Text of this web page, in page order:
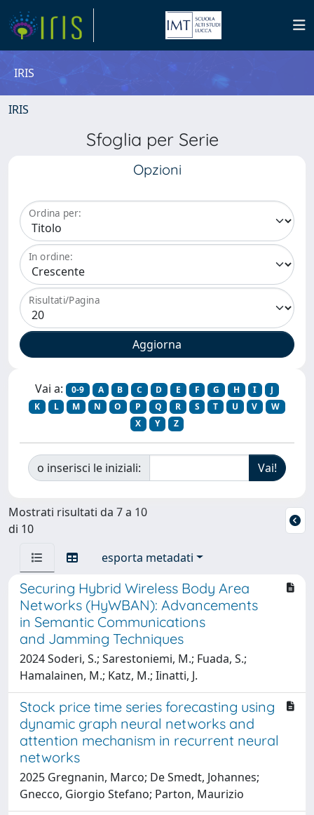
IRIS
IRIS
Sfoglia per Serie
Opzioni
Ordina per:
In ordine:
Risultati/Pagina
Vai a: 0-9 A B C D E F G H I
J
K
L M N O P Q R S T U V
W
X
Y Z
o inserisci le iniziali:
Mostrati risultati da 7 a 10
di 10
esporta metadati
Securing Hybrid Wireless Body Area
Networks (HyWBAN): Advancements
in Semantic Communications
and Jamming Techniques
2024 Soderi, S.; Sarestoniemi, M.; Fuada, S.;
Hamalainen, M.; Katz, M.; Iinatti, J.
Stock price time series forecasting using
dynamic graph neural networks and
attention mechanism in recurrent neural
networks
2025 Gregnanin, Marco; De Smedt, Johannes;
Gnecco, Giorgio Stefano; Parton, Maurizio